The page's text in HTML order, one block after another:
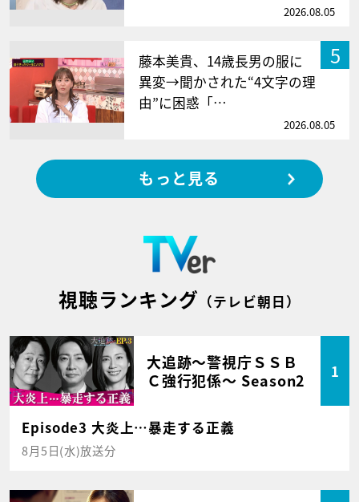
2026.08.05
5
藤本美貴、14歳長男の服に
異変→聞かされた“4文字の理
由”に困惑「…
2026.08.05
もっと見る
視聴ランキング （テレビ朝日）
大追跡～警視庁ＳＳＢ
Ｃ強行犯係～ Season2
1
Episode3 大炎上…暴走する正義
8月5日(水)放送分